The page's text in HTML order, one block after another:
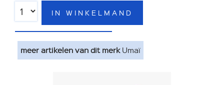
IN WINKELMAND
meer artikelen van dit merkUmaï